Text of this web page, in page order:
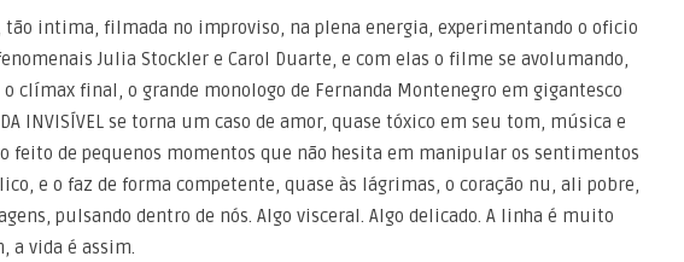
intima, filmada no improviso, na plena energia, experimentando o oficio
Julia Stockler e Carol Duarte, e com elas o filme se avolumando,
clímax final, o grande monologo de Fernanda Montenegro em gigantesco
INVISÍVEL se torna um caso de amor, quase tóxico em seu tom, música e
feito de pequenos momentos que não hesita em manipular os sentimentos
e o faz de forma competente, quase às lágrimas, o coração nu, ali pobre,
pulsando dentro de nós. Algo visceral. Algo delicado. A linha é muito
a vida é assim.